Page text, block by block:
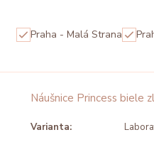
Praha - Malá Strana
Náušnice Princess biele
Varianta: